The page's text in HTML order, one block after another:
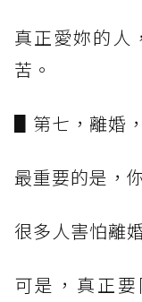
真正愛妳的人
苦。
▋第七，離婚
最重要的是，
很多人害怕離
可是，真正